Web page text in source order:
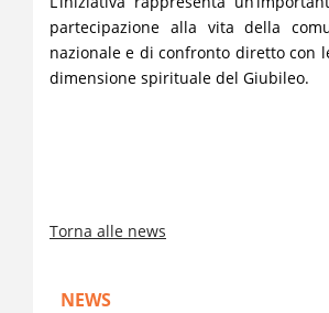
partecipazione alla vita della
nazionale e di confronto diretto con
dimensione spirituale del Giubileo.
Torna alle news
NEWS